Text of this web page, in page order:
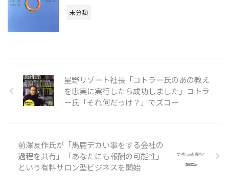
未分類
星野リゾート社長「コトラー氏のあの教え
を忠実に実行したら成功しました」コトラ
ー氏「それ何だっけ？」でズコー
前澤友作氏が「馬鹿デカい事をする会社の
過程を共有」「あなたにも報酬の可能性」
という有料サロン型ビジネスを開始